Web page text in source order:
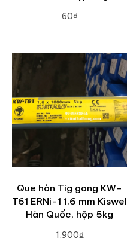
60₫
Que hàn Tig gang KW-
T61 ERNi-1 1.6 mm Kiswel
Hàn Quốc, hộp 5kg
1,900₫